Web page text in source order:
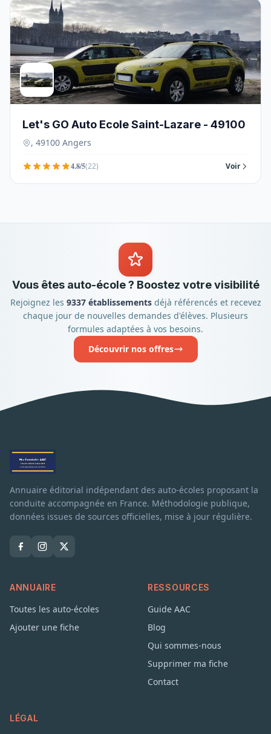
Let's GO Auto Ecole Saint-Lazare - 49100
, 49100 Angers
4.8/5(22) Voir
Vous êtes auto-école ? Boostez votre visibilité
Rejoignez les 9337 établissementsdéjà référencés et recevez
chaque jour de nouvelles demandes d'élèves. Plusieurs
formules adaptées à vos besoins.
Découvrir nos offres
Annuaire éditorial indépendant des auto-écoles proposant la
conduite accompagnée en France. Méthodologie publique,
données issues de sources officielles, mise à jour régulière.
ANNUAIRE
Toutes les auto-écoles
Ajouter une fiche
RESSOURCES
Guide AAC
Blog
Qui sommes-nous
Supprimer ma fiche
Contact
LÉGAL